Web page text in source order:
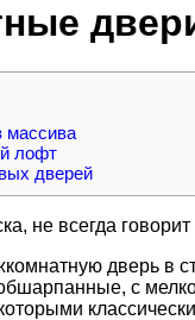
массива
лофт
дверей
не всегда
дверь в
с